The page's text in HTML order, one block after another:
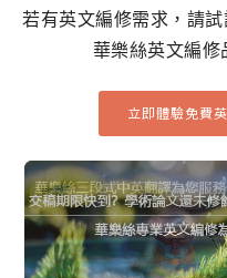
若有英文編修需求，請
華樂絲英文編修
立即體驗免費